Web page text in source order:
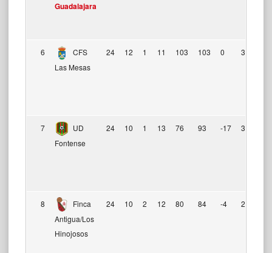
Guadalajara
6
CFS
Las Mesas
24 12 1 11 103 103 0 37
7
UD
Fontense
24 10 1 13 76 93 -17 31
8
Finca
Antigua/Los
Hinojosos
24 10 2 12 80 84 -4 29